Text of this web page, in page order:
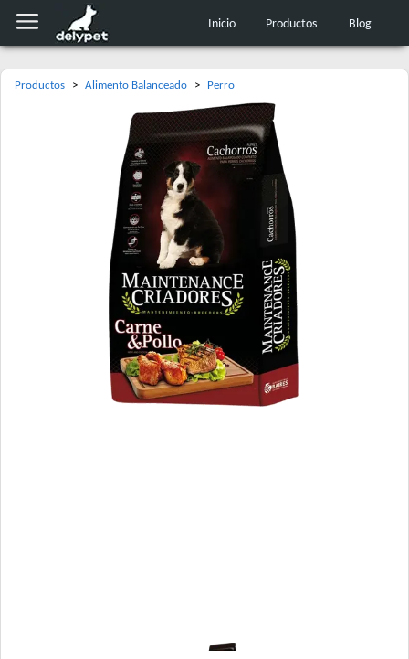
Inicio Productos Blog
Productos > Alimento Balanceado > Perro